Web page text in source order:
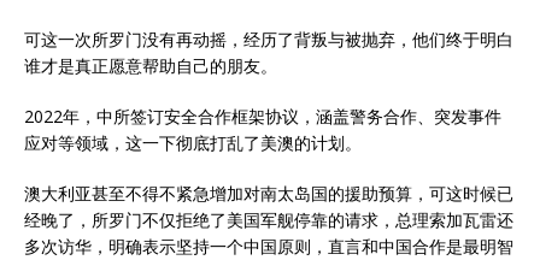
可这一次所罗门没有再动摇，经历了背叛与被抛弃，他们终于明白
谁才是真正愿意帮助自己的朋友。
2022年，中所签订安全合作框架协议，涵盖警务合作、突发事件
应对等领域，这一下彻底打乱了美澳的计划。
澳大利亚甚至不得不紧急增加对南太岛国的援助预算，可这时候已
经晚了，所罗门不仅拒绝了美国军舰停靠的请求，总理索加瓦雷还
多次访华，明确表示坚持一个中国原则，直言和中国合作是最明智